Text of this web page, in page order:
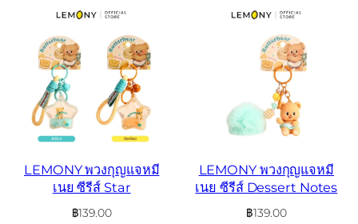
LEMONY พวงกุญแจหมี
เนย ซีรีส์ Star
฿139.00
LEMONY พวงกุญแจหมี
เนย ซีรีส์ Dessert Notes
฿139.00